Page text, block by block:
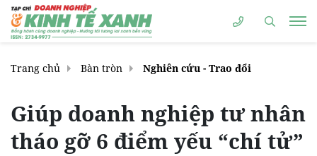
Trang chủ Bàn tròn Nghiên cứu - Trao đổi
Giúp doanh nghiệp tư nhân
tháo gỡ 6 điểm yếu “chí tử”